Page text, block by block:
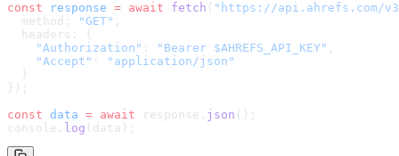
const response = await fetch ( " https://api.ahrefs.com/
  method:
"GET" ,
  headers: {
    "Authorization"
: "Bearer $AHREFS_API_KEY" ,
    "Accept"
:
"application/json"
  }
});
const data = await response. json ();
console. log (data);